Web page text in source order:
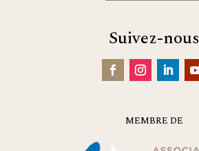
Suivez-nous
MEMBRE DE